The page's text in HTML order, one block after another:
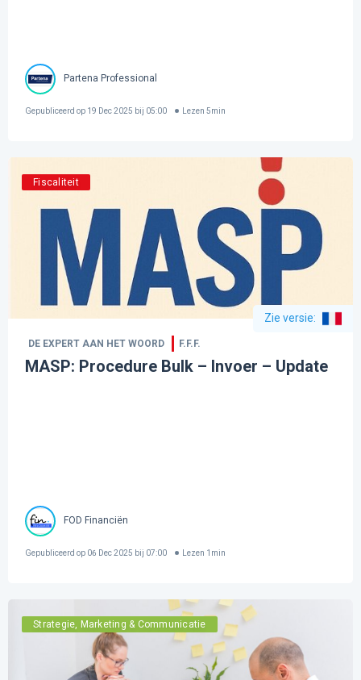
Partena Professional
Gepubliceerd op 19 Dec 2025 bij 05:00 Lezen 5min
Fiscaliteit
Zie versie:
DE EXPERT AAN HET WOORD F.F.F.
MASP: Procedure Bulk – Invoer – Update
FOD Financiën
Gepubliceerd op 06 Dec 2025 bij 07:00 Lezen 1 min
Strategie, Marketing & Communicatie